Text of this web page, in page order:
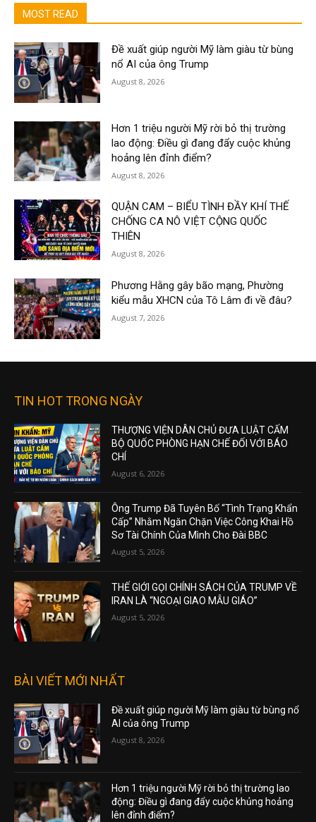
MOST READ
Đề xuất giúp người Mỹ làm giàu từ bùng
nổ AI của ông Trump
August 8, 2026
Hơn 1 triệu người Mỹ rời bỏ thị trường
lao động: Điều gì đang đẩy cuộc khủng
hoảng lên đỉnh điểm?
August 8, 2026
QUẬN CAM – BIỂU TÌNH ĐẦY KHÍ THẾ
CHỐNG CA NÔ VIỆT CỘNG QUỐC
THIÊN
August 8, 2026
Phương Hằng gây bão mạng, Phường
kiểu mẫu XHCN của Tô Lâm đi về đâu?
August 7, 2026
TIN HOT TRONG NGÀY
THƯỢNG VIỆN DÂN CHỦ ĐƯA LUẬT CẤM
BỘ QUỐC PHÒNG HẠN CHẾ ĐỐI VỚI BÁO
CHÍ
August 6, 2026
Ông Trump Đã Tuyên Bố “Tình Trạng Khẩn
Cấp” Nhằm Ngăn Chặn Việc Công Khai Hồ
Sơ Tài Chính Của Mình Cho Đài BBC
August 5, 2026
THẾ GIỚI GỌI CHÍNH SÁCH CỦA TRUMP VỀ
IRAN LÀ “NGOẠI GIAO MẪU GIÁO”
August 5, 2026
BÀI VIẾT MỚI NHẤT
Đề xuất giúp người Mỹ làm giàu từ bùng nổ
AI của ông Trump
August 8, 2026
Hơn 1 triệu người Mỹ rời bỏ thị trường lao
động: Điều gì đang đẩy cuộc khủng hoảng
lên đỉnh điểm?